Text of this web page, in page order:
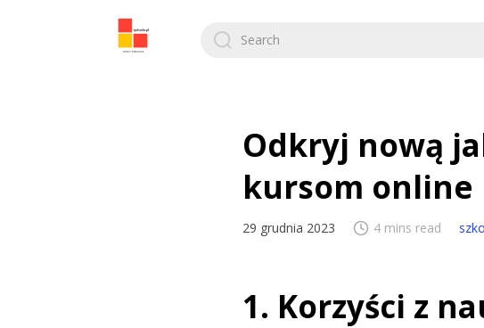
Search
for:
Odkryj nową
kursom online
29 grudnia 2023 4 mins read
1. Korzyści z